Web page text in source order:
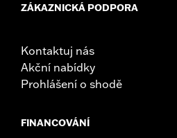
ZÁKAZNICKÁ PODPORA
Kontaktuj nás
Akční nabídky
Prohlášení o shodě
FINANCOVÁNÍ